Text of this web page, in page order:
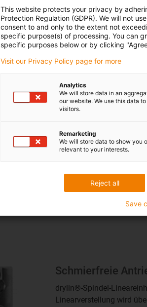
werden drylin®-
Trockenlauf ausgelegt.
Gegensatz zu
stellen keine
drylin® SD
schnellem Produktfinder
Schmierfreie
drylin®-Spindel-
Linearverstellung wird
This website protects your privacy by
Protection Regulation (GDPR). We will not
consent to and only to the extent not
specific purpose(s) of processing. You can
specific purposes below or by clicking
Visit our Privacy Policy page for more
Analytics
We will store data in an
our website. We use this data
visitors.
Remarketing
We will store data to show you
relevant to your interests.
Reject all
Save